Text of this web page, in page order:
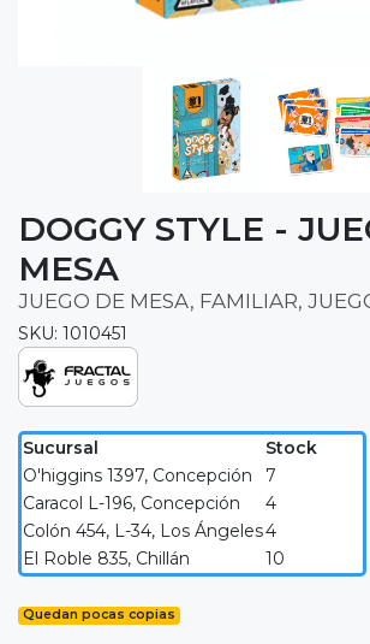
DOGGY STYLE -
MESA
JUEGO DE MESA, FAMILIAR,
SKU: 1010451
Sucursal
Stock
O'higgins 1397, Concepción
7
Caracol L-196, Concepción
4
Colón 454, L-34, Los Ángeles4
El Roble 835, Chillán
10
Quedan pocas copias